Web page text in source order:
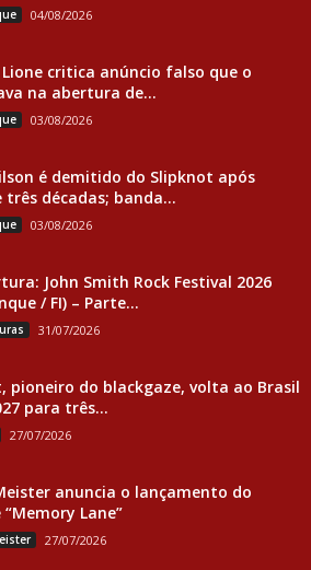
04/08/2026
Lione critica anúncio falso que o
na abertura de...
03/08/2026
é demitido do Slipknot após
três décadas; banda...
03/08/2026
John Smith Rock Festival 2026
/ FI) – Parte...
31/07/2026
pioneiro do blackgaze, volta ao Brasil
para três...
27/07/2026
anuncia o lançamento do
“Memory Lane”
27/07/2026